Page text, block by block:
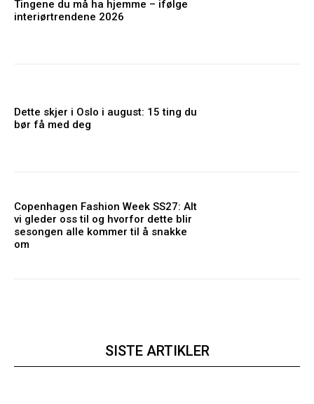
Tingene du må ha hjemme – ifølge
interiørtrendene 2026
Dette skjer i Oslo i august: 15 ting du
bør få med deg
Copenhagen Fashion Week SS27: Alt
vi gleder oss til og hvorfor dette blir
sesongen alle kommer til å snakke
om
SISTE ARTIKLER